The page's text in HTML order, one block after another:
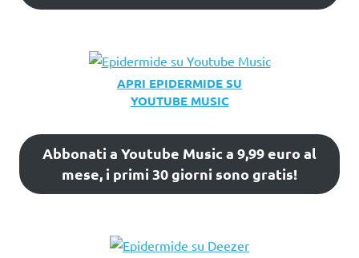
APRI EPIDERMIDE SU
YOUTUBE MUSIC
Abbonati a Youtube Music a 9,99 euro al
mese, i primi 30 giorni sono gratis!